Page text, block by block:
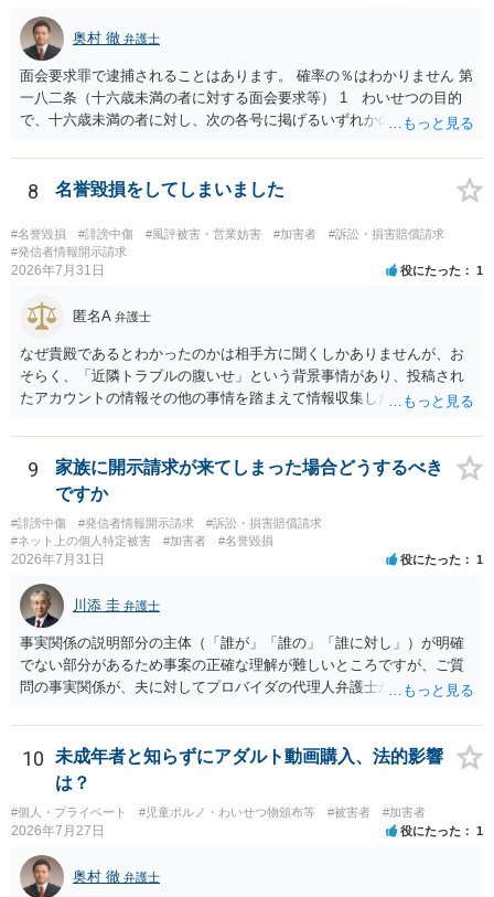
奥村 徹 弁護士
面会要求罪で逮捕されることはあります。 確率の％はわかりません 第
一八二条（十六歳未満の者に対する面会要求等） 1 わいせつの目的
で、十六歳未満の者に対し、次の各号に掲げるいずれかの行為をした
が生まれた日より五年以上前の日に生まれた者に限る。）は、一年以
下の拘禁刑又は五十万円以下の罰金に処する。 一 威迫し、偽計を用
い又は誘惑して面会を要求すること。 二 拒まれたにもかかわらず、
反復して面会を要求すること。 三 金銭その他の利益を供与し、又は
その申込み若しくは約束をして面会を要求すること。 2前項の罪を犯
し、よってわいせつの目的で当該十六歳未満の者と面会をした者は、
8 名誉毀損をしてしまいました
#名誉毀損 #誹謗中傷 #風評被害・営業妨害 #加害者
#訴訟・損害賠償請求
#発信者情報開示請求
2026年7月31日 役にたった 1
匿名A 弁護士
なぜ貴殿であるとわかったのかは相手方に聞くしかありませんが、お
そらく、「近隣トラブルの腹いせ」という背景事情があり、投稿され
たアカウントの情報その他の事情を踏まえて情報収集した結果、この
貴殿が投稿した事実を認めてしまったことで「答え合わせ」になって
しまったのではないでしょうか。 相手方の動きについても、相手方次
第ですので何とも言えません。公開の場で回答するには情報が乏し
く、ここで詳細を明らかにすることは事案の特定に繋がってしまうの
で、弁護士へ直接相談した方がよいです。
9
家族に開示請求が来てしまった場合どうするべき
ですか
#誹謗中傷 #発信者情報開示請求
#訴訟・損害賠償請求
#ネット上の個人特定被害
#加害者 #名誉毀損
2026年7月31日 役にたった 1
川添 圭 弁護士
事実関係の説明部分の主体（「誰が」「誰の」「誰に対し」）が明確
でない部分があるため事案の正確な理解が難しいところですが、ご質
問の事実関係が、夫に対してプロバイダの代理人弁護士から発信者情
情報として夫の氏名と住所が開示され、開示請求者（の代理人弁護
士）が、夫に対して内容証明郵便を送ったり訴訟の提起がなされたり
する可能性があるように思われます。この場合は、開示請求者（とあ
る女性？）の代理人弁護士へ、実は投稿者があなたであるという内容
とともに、あなたから連絡することもあり得ます。 夫がクレーム電話
を入れた「相手方の法律事務所」というのがプロバイダの代理人の事
務所であるのか、それとも開示請求者の代理人の事務所なのかが不明
ですが、もし前者であれば、書類の再送要請にはあまり意味はなく、
10
未成年者と知らずにアダルト動画購入、法的影響
は？
#個人・プライベート #児童ポルノ・わいせつ物頒布等 #被害者 #加害者
2026年7月27日 役にたった 1
奥村 徹 弁護士